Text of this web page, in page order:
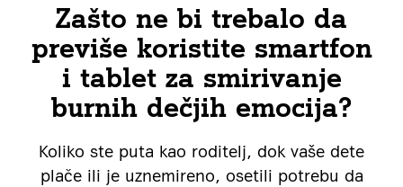
Zašto ne bi trebalo da
previše koristite smartfon
i tablet za smirivanje
burnih dečjih emocija?
Koliko ste puta kao roditelj, dok vaše dete
plače ili je uznemireno, osetili potrebu da